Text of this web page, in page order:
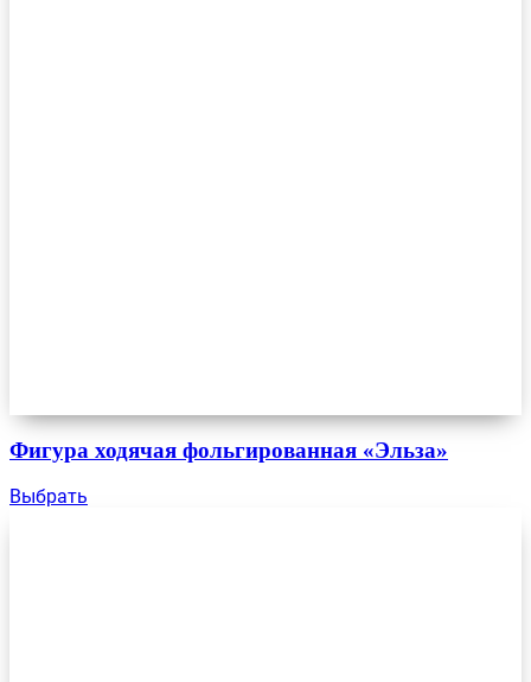
Фигура ходячая фольгированная «Эльза»
Выбрать